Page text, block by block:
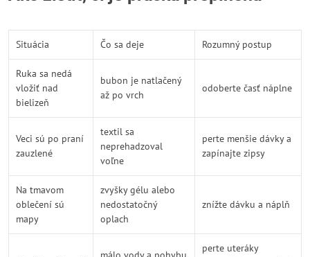
Situácia Čo sa deje Rozumný postup
Ruka sa nedá
vložiť nad
bielizeň
bubon je natlačený
až po vrch
odoberte časť náplne
Veci sú po praní
zauzlené
textil sa
neprehadzoval
voľne
perte menšie dávky a
zapínajte zipsy
Na tmavom
oblečení sú
mapy
zvyšky gélu alebo
nedostatočný
oplach
znížte dávku a náplň
perte uteráky